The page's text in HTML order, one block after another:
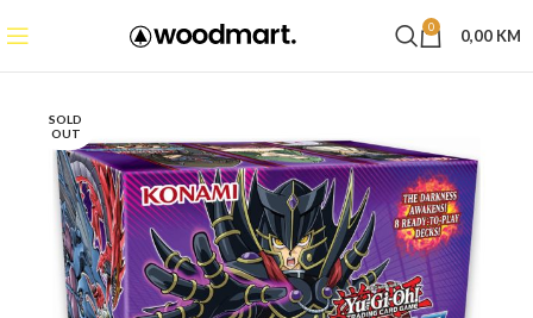
0 0,00 KM
SOLD
OUT